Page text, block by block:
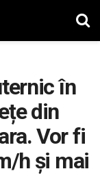
în
din
Vor fi
h și mai